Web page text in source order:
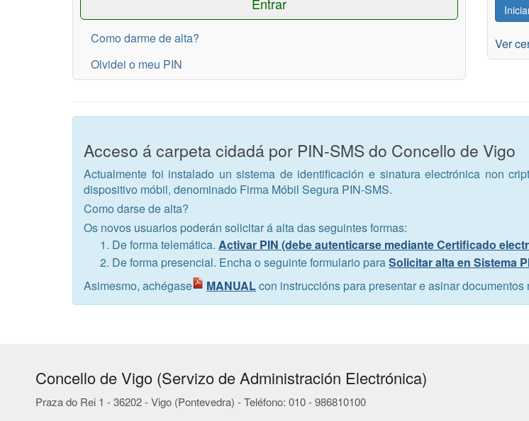
Como darme de alta?
Olvidei o meu PIN
Ver
Acceso á carpeta cidadá por PIN-SMS do Concello de Vigo
Actualmente foi instalado un sistema de identificación e sinatura electrónica non
dispositivo móbil, denominado Firma Móbil Segura PIN-SMS.
Como darse de alta?
Os novos usuarios poderán solicitar á alta das seguintes formas:
De forma telemática. Activar PIN (debe autenticarse mediante Certificado
De forma presencial. Encha o seguinte formulario paraSolicitar alta en Sistema
Asimesmo, achégase
MANUALcon instruccións para presentar e asinar
Concello de Vigo (Servizo de Administración Electrónica)
Praza do Rei 1 - 36202 - Vigo (Pontevedra) - Teléfono: 010 - 986810100